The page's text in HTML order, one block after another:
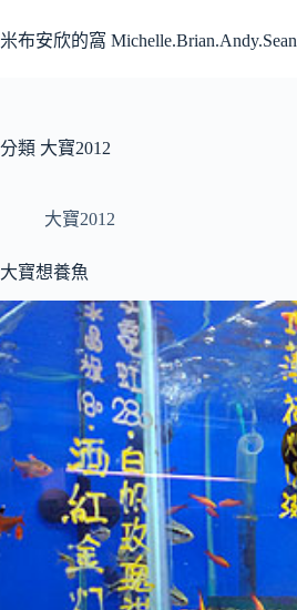
至
容
米布安欣的窩 Michelle.Brian.Andy.Sean
分類 大寶2012
大寶2012
大寶想養魚